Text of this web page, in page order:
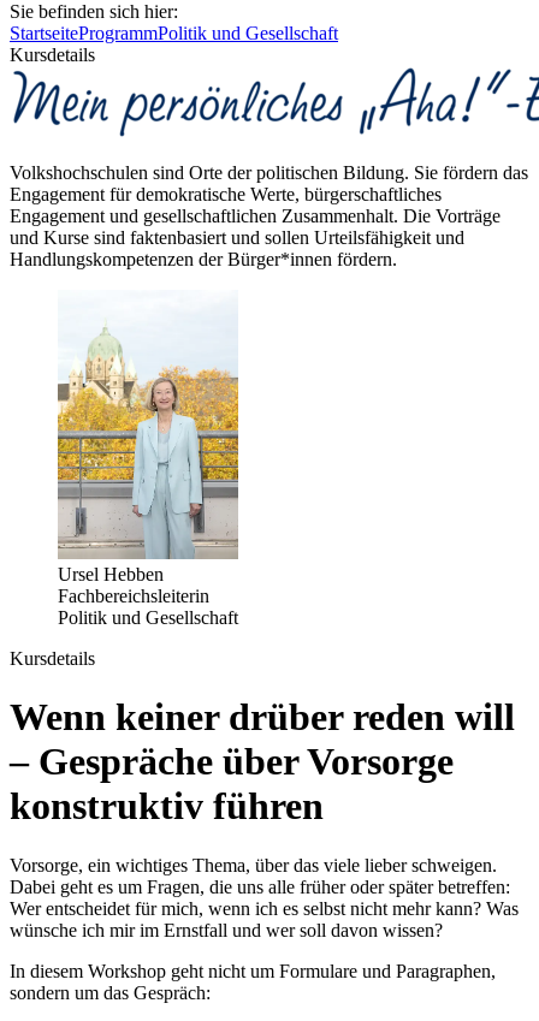
Sie befinden sich hier:
StartseiteProgrammPolitik und Gesellschaft
Kursdetails
Volkshochschulen sind Orte der politischen Bildung. Sie fördern das
Engagement für demokratische Werte, bürgerschaftliches
Engagement und gesellschaftlichen Zusammenhalt. Die Vorträge
und Kurse sind faktenbasiert und sollen Urteilsfähigkeit und
Handlungskompetenzen der Bürger*innen fördern.
Ursel Hebben
Fachbereichsleiterin
Politik und Gesellschaft
Kursdetails
Wenn keiner drüber reden will
– Gespräche über Vorsorge
konstruktiv führen
Vorsorge, ein wichtiges Thema, über das viele lieber schweigen.
Dabei geht es um Fragen, die uns alle früher oder später betreffen:
Wer entscheidet für mich, wenn ich es selbst nicht mehr kann? Was
wünsche ich mir im Ernstfall und wer soll davon wissen?
In diesem Workshop geht nicht um Formulare und Paragraphen,
sondern um das Gespräch: